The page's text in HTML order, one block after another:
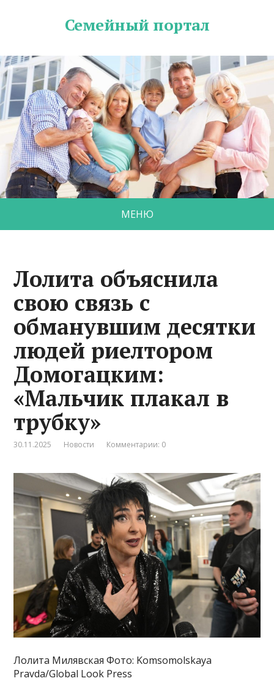
Семейный портал
МЕНЮ
Лолита объяснила
свою связь с
обманувшим десятки
людей риелтором
Домогацким:
«Мальчик плакал в
трубку»
30.11.2025 Новости Комментарии: 0
Лолита Милявская Фото: Komsomolskaya
Pravda/Global Look Press